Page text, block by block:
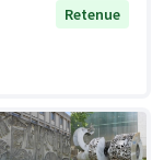
Retenue